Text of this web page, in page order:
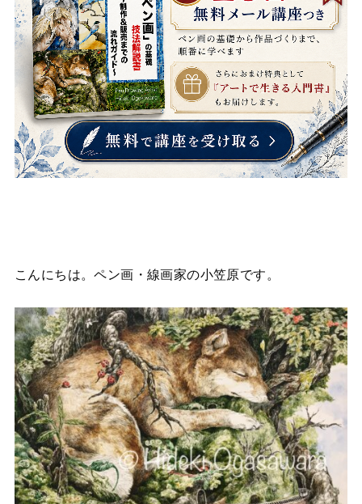
こんにちは。ペン画・線画家の小笠原です。